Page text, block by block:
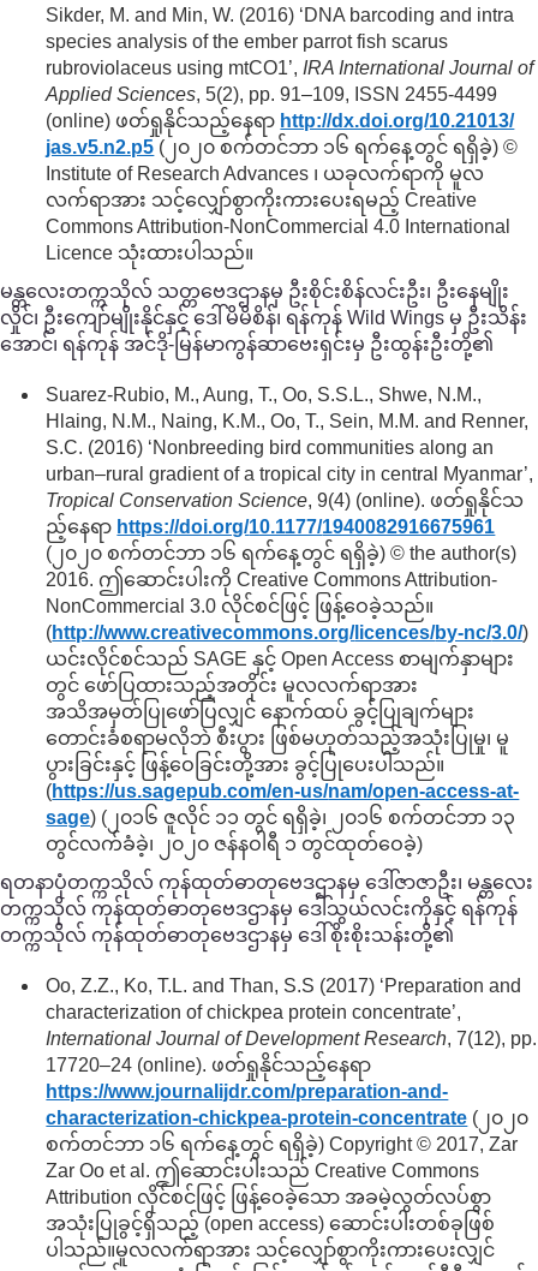
Sikder, M. and Min, W. (2016) ‘DNA barcoding and intra
species analysis of the ember parrot fish scarus
rubroviolaceus using mtCO1’, IRA International Journal of
Applied Sciences, 5(2), pp. 91–109, ISSN 2455-4499
(online) ဖတ်ရှုနိုင်သည့်နေရာ http://dx.doi.org/10.21013/
jas.v5.n2.p5 (၂၀၂၀ စက်တင်ဘာ ၁၆ ရက်နေ့တွင် ရရှိခဲ့) ©
Institute of Research Advances ၊ ယခုလက်ရာကို မူလ
လက်ရာအား သင့်လျှော်စွာကိုးကားပေးရမည့် Creative
Commons Attribution-NonCommercial 4.0 International
Licence သုံးထားပါသည်။
မန္တလေးတက္ကသိုလ် သတ္တဗေဒဌာနမှ ဦးစိုင်းစိန်လင်းဦး၊ ဦးနေမျိုး
လှိုင်၊ ဦးကျော်မျိုးနိုင်နှင့် ဒေါ်မိမိစိန်၊ ရန်ကုန် Wild Wings မှ ဦးသိန်း
အောင်၊ ရန်ကုန် အင်ဒို-မြန်မာကွန်ဆာဗေးရှင်းမှ ဦးထွန်းဦးတို့၏
Suarez-Rubio, M., Aung, T., Oo, S.S.L., Shwe, N.M.,
Hlaing, N.M., Naing, K.M., Oo, T., Sein, M.M. and Renner,
S.C. (2016) ‘Nonbreeding bird communities along an
urban–rural gradient of a tropical city in central Myanmar’,
Tropical Conservation Science, 9(4) (online). ဖတ်ရှုနိုင်သ
ည့်နေရာ https://doi.org/10.1177/1940082916675961
(၂၀၂၀ စက်တင်ဘာ ၁၆ ရက်နေ့တွင် ရရှိခဲ့) © the author(s)
2016. ဤဆောင်းပါးကို Creative Commons Attribution-
NonCommercial 3.0 လိုင်စင်ဖြင့် ဖြန့်ဝေခဲ့သည်။
(http://www.creativecommons.org/licences/by-nc/3.0/)
ယင်းလိုင်စင်သည် SAGE နှင့် Open Access စာမျက်နှာများ
တွင် ဖော်ပြထားသည့်အတိုင်း မူလလက်ရာအား
အသိအမှတ်ပြုဖော်ပြလျှင် နောက်ထပ် ခွင့်ပြုချက်များ
တောင်းခံစရာမလိုဘဲ စီးပွား ဖြစ်မဟုတ်သည့်အသုံးပြုမှု၊ မူ
ပွားခြင်းနှင့် ဖြန့်ဝေခြင်းတို့အား ခွင့်ပြုပေးပါသည်။
(https://us.sagepub.com/en-us/nam/open-access-at-
sage) (၂၀၁၆ ဇူလိုင် ၁၁ တွင် ရရှိခဲ့၊ ၂၀၁၆ စက်တင်ဘာ ၁၃
တွင်လက်ခံခဲ့၊ ၂၀၂၀ ဇန်နဝါရီ ၁ တွင်ထုတ်ဝေခဲ့)
ရတနာပုံတက္ကသိုလ် ကုန်ထုတ်ဓာတုဗေဒဌာနမှ ဒေါ်ဇာဇာဦး၊ မန္တလေး
တက္ကသိုလ် ကုန်ထုတ်ဓာတုဗေဒဌာနမှ ဒေါ်သွယ်လင်းကိုနှင့် ရန်ကုန်
တက္ကသိုလ် ကုန်ထုတ်ဓာတုဗေဒဌာနမှ ဒေါ်စိုးစိုးသန်းတို့၏
Oo, Z.Z., Ko, T.L. and Than, S.S (2017) ‘Preparation and
characterization of chickpea protein concentrate’,
International Journal of Development Research, 7(12), pp.
17720–24 (online). ဖတ်ရှုနိုင်သည့်နေရာ
https://www.journalijdr.com/preparation-and-
characterization-chickpea-protein-concentrate (၂၀၂၀
စက်တင်ဘာ ၁၆ ရက်နေ့တွင် ရရှိခဲ့) Copyright © 2017, Zar
Zar Oo et al. ဤဆောင်းပါးသည် Creative Commons
Attribution လိုင်စင်ဖြင့် ဖြန့်ဝေခဲ့သော အခမဲ့လွတ်လပ်စွာ
အသုံးပြုခွင့်ရှိသည့် (open access) ဆောင်းပါးတစ်ခုဖြစ်
ပါသည်။မူလလက်ရာအား သင့်လျှော်စွာကိုးကားပေးလျှင်